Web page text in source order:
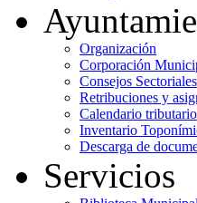
Organización
Corporación
Consejos Sectoriales
Retribuciones y
Calendario tributario
Inventario
Descarga de
Servicios